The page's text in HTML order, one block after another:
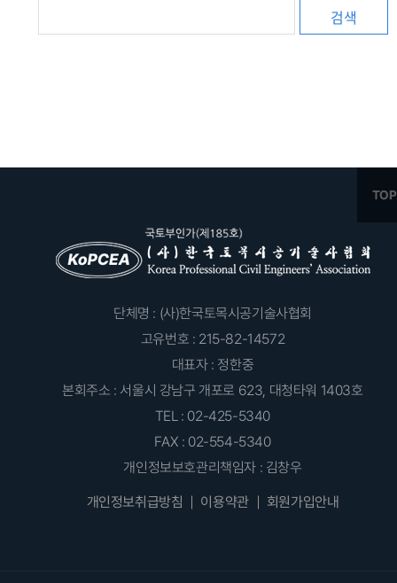
검색
단체명 : (사)한국토목시공기술사협회
고유번호 : 215-82-14572
대표자 : 정한중
본회주소 : 서울시 강남구 개포로 623, 대청타워 1403호
TEL : 02-425-5340
FAX : 02-554-5340
개인정보보호관리책임자 : 김창우
개인정보취급방침 이용약관 회원가입안내